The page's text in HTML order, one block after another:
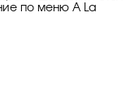
по меню A La